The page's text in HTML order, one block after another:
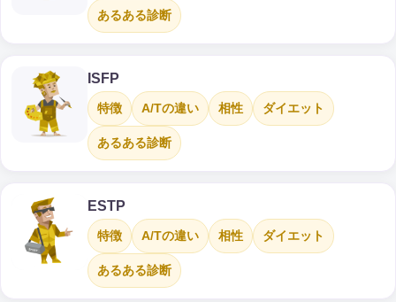
あるある診断
ISFP
特徴 A/Tの違い 相性 ダイエット
あるある診断
ESTP
特徴 A/Tの違い 相性 ダイエット
あるある診断